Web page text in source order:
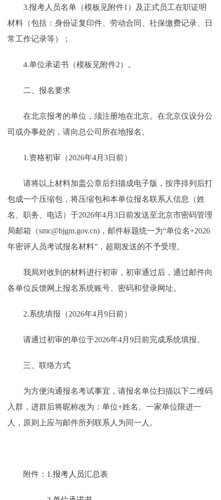
3.报考人员名单（模板见附件1）及正式员工在职证明
材料（包括：身份证复印件、劳动合同、社保缴费记录、日
常工作记录等）；
4.单位承诺书（模板见附件2）。
二、报名要求
在北京报考的单位，须注册地在北京。在北京仅设分公
司或办事处的，请向总公司所在地报名。
1.资格初审（2026年4月3日前）
请将以上材料加盖公章后扫描成电子版，按序排列后打
包成一个压缩包，将压缩包和本单位报名联系人信息（姓
名、职务、电话）于2026年4月3日前发送至北京市密码管理
局邮箱（smc@bjgm.gov.cn)，邮件标题统一为“单位名+2026
年密评人员考试报名材料”，超期发送的不予受理。
我局对收到的材料进行初审，初审通过后，通过邮件向
各单位反馈网上报名系统账号、密码和登录网址。
2.系统填报（2026年4月9日前）
请通过初审的单位于2026年4月9日前完成系统填报。
三、联络方式
为方便沟通报名考试事宜，请报名单位扫描以下二维码
入群，进群后将昵称改为：单位+姓名。一家单位限进一
人，原则上应与邮件所列联系人为同一人。
附件： 1.报考人员汇总表